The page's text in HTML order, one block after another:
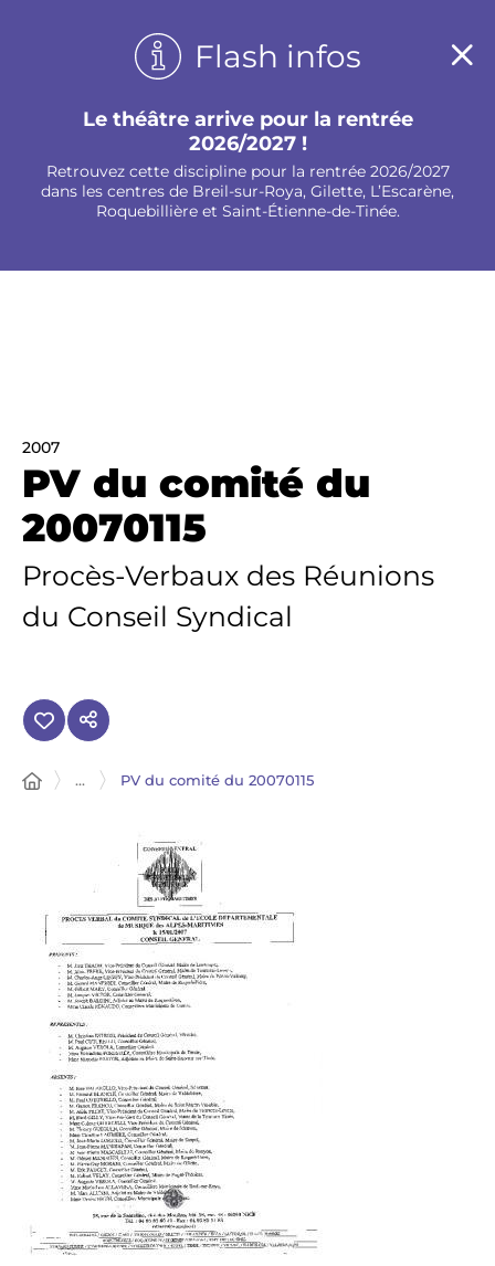
Flash infos
Le théâtre arrive pour la rentrée
2026/2027 !
Retrouvez cette discipline pour la rentrée 2026/2027
dans les centres de Breil-sur-Roya, Gilette, L’Escarène,
Roquebillière et Saint-Étienne-de-Tinée.
2007
PV du comité du
20070115
Procès-Verbaux des Réunions
du Conseil Syndical
... PV du comité du 20070115